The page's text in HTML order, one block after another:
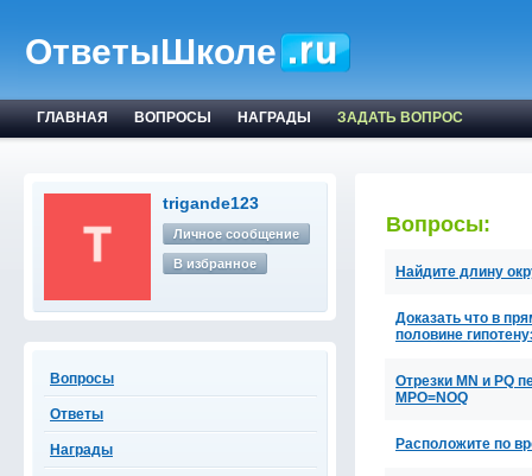
ОтветыШколе
ГЛАВНАЯ ВОПРОСЫ НАГРАДЫ ЗАДАТЬ ВОПРОС
trigande123
Личное сообщение
В избранное
Вопросы
Ответы
Награды
Вопросы:
Найдите длину
Доказать что в
половине
Отрезки МN и РQ
МРО=NOQ
Расположите по